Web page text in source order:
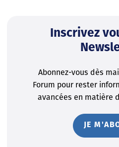
Inscrivez
Abonnez-vous dès
Forum pour rester
avancées en matière
JE